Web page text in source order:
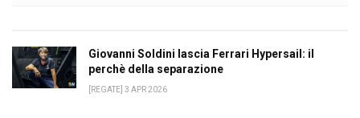
Giovanni Soldini lascia Ferrari Hypersail: il
perchè della separazione
[REGATE] 3 APR 2026